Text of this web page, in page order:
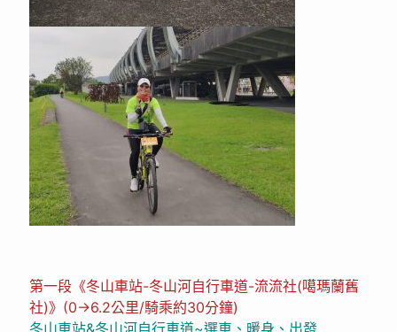
第一段《冬山車站-冬山河自行車道-流流社(噶瑪蘭舊
社)》(0→6.2公里/騎乘約30分鐘)
冬山車站&冬山河自行車道~選車、暖身、出發